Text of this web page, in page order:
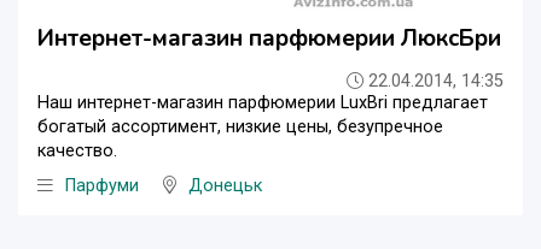
Интернет-магазин парфюмерии ЛюксБри
22.04.2014, 14:35
Наш интернет-магазин парфюмерии LuxBri предлагает
богатый ассортимент, низкие цены, безупречное
качество.
Парфуми
Донецьк